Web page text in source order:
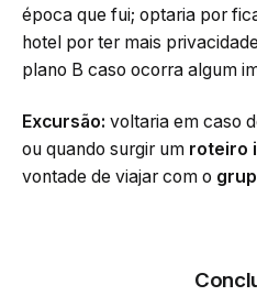
época que fui; optaria por
hotel por ter mais
plano B caso ocorra algum
Excursão: voltaria em caso
ou quando surgir um roteiro
vontade de viajar com o